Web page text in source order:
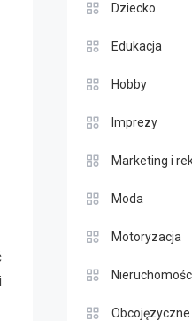
Dziecko
Edukacja
Hobby
Imprezy
Marketing i
Moda
Motoryzacja
Obcojęzyczne